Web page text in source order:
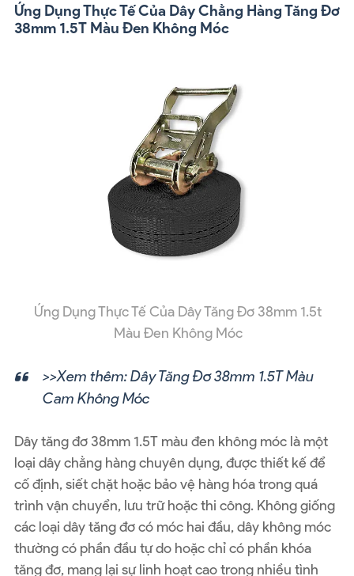
Ứng Dụng Thực Tế Của Dây Chằng Hàng Tăng Đơ
38mm 1.5T Màu Đen Không Móc
Ứng Dụng Thực Tế Của Dây Tăng Đơ 38mm 1.5t
Màu Đen Không Móc
>>Xem thêm:Dây Tăng Đơ 38mm 1.5T Màu
Cam Không Móc
Dây tăng đơ 38mm 1.5T màu đen không móc là một
loại dây chằng hàng chuyên dụng, được thiết kế để
cố định, siết chặt hoặc bảo vệ hàng hóa trong quá
trình vận chuyển, lưu trữ hoặc thi công. Không giống
các loại dây tăng đơ có móc hai đầu, dây không móc
thường có phần đầu tự do hoặc chỉ có phần khóa
tăng đơ, mang lại sự linh hoạt cao trong nhiều tình